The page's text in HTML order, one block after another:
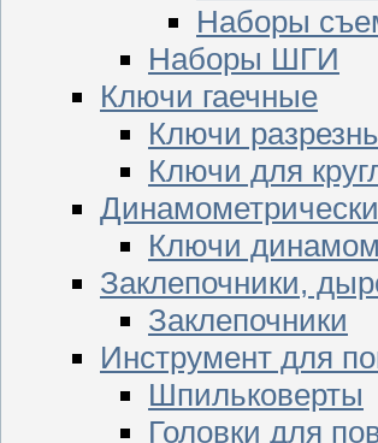
Наборы
Наборы ШГИ
Ключи гаечные
Ключи
Ключи для
Ключи
Заклепочники,
Заклепочники
Инструмент для
Шпильковерты
Головки для